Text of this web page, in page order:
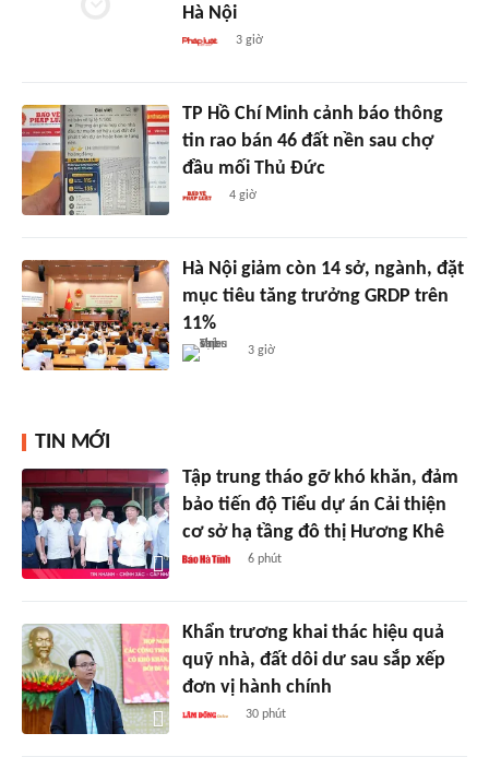
Hà Nội
3 giờ
TP Hồ Chí Minh cảnh báo thông
tin rao bán 46 đất nền sau chợ
đầu mối Thủ Đức
4 giờ
Hà Nội giảm còn 14 sở, ngành, đặt
mục tiêu tăng trưởng GRDP trên
11%
3 giờ
TIN MỚI
Tập trung tháo gỡ khó khăn, đảm
bảo tiến độ Tiểu dự án Cải thiện
cơ sở hạ tầng đô thị Hương Khê
6 phút
Khẩn trương khai thác hiệu quả
quỹ nhà, đất dôi dư sau sắp xếp
đơn vị hành chính
30 phút